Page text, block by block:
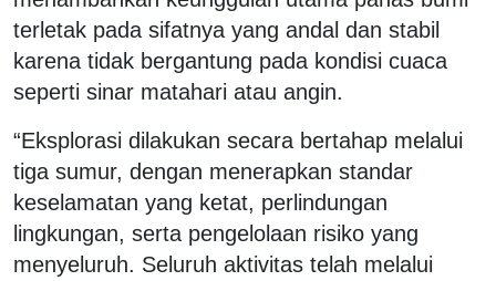
terletak pada sifatnya yang andal dan stabil
karena tidak bergantung pada kondisi cuaca
seperti sinar matahari atau angin.
“Eksplorasi dilakukan secara bertahap melalui
tiga sumur, dengan menerapkan standar
keselamatan yang ketat, perlindungan
lingkungan, serta pengelolaan risiko yang
menyeluruh. Seluruh aktivitas telah melalui